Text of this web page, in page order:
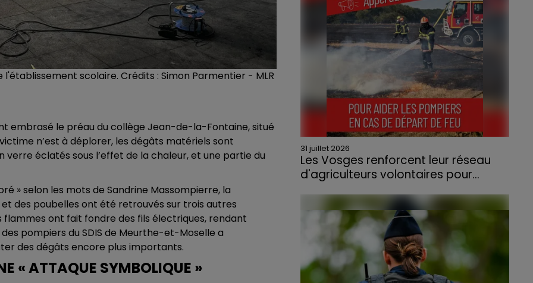
scolaire. Crédits : Simon Parmentier - MLR
embrasé le préau du collège Jean-de-la-Fontaine, situé
n’est à déplorer, les dégâts matériels sont
éclatés sous l’effet de la chaleur, et une partie du
» selon les mots de Sandrine Massompierre, la
des poubelles ont été retrouvés sur trois autres
flammes ont fait fondre des fils électriques, rendant
pompiers du SDIS de Meurthe-et-Moselle a
des dégâts encore plus importants.
« ATTAQUE SYMBOLIQUE »
habitations et contraint à l'évacuation d'une
centaine de personnes.
31 juillet 2026
Les Vosges renforcent leur réseau
d'agriculteurs volontaires pour...
départs de feu, la Chambre d'agriculture
des Vosges a lancé un appel aux
agriculteurs volontaires pour venir en aide...